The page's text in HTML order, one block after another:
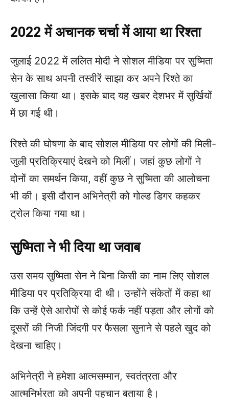
2022 में अचानक चर्चा में आया था रिश्ता
जुलाई 2022 में ललित मोदी ने सोशल मीडिया पर सुष्मिता
सेन के साथ अपनी तस्वीरें साझा कर अपने रिश्ते का
खुलासा किया था। इसके बाद यह खबर देशभर में सुर्खियों
में छा गई थी।
रिश्ते की घोषणा के बाद सोशल मीडिया पर लोगों की मिली-
जुली प्रतिक्रियाएं देखने को मिलीं। जहां कुछ लोगों ने
दोनों का समर्थन किया, वहीं कुछ ने सुष्मिता की आलोचना
भी की। इसी दौरान अभिनेत्री को गोल्ड डिगर कहकर
ट्रोल किया गया था।
सुष्मिता ने भी दिया था जवाब
उस समय सुष्मिता सेन ने बिना किसी का नाम लिए सोशल
मीडिया पर प्रतिक्रिया दी थी। उन्होंने संकेतों में कहा था
कि उन्हें ऐसे आरोपों से कोई फर्क नहीं पड़ता और लोगों को
दूसरों की निजी जिंदगी पर फैसला सुनाने से पहले खुद को
देखना चाहिए।
अभिनेत्री ने हमेशा आत्मसम्मान, स्वतंत्रता और
आत्मनिर्भरता को अपनी पहचान बताया है।